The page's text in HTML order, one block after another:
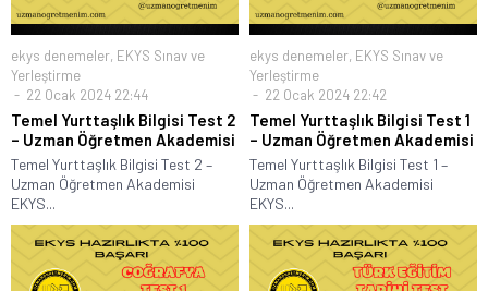
ekys denemeler, EKYS Sınav ve
Yerleştirme
22 Ocak 2024 22:44
Temel Yurttaşlık Bilgisi Test 2
– Uzman Öğretmen Akademisi
Temel Yurttaşlık Bilgisi Test 2 –
Uzman Öğretmen Akademisi
EKYS...
ekys denemeler, EKYS Sınav ve
Yerleştirme
22 Ocak 2024 22:42
Temel Yurttaşlık Bilgisi Test 1
– Uzman Öğretmen Akademisi
Temel Yurttaşlık Bilgisi Test 1 –
Uzman Öğretmen Akademisi
EKYS...